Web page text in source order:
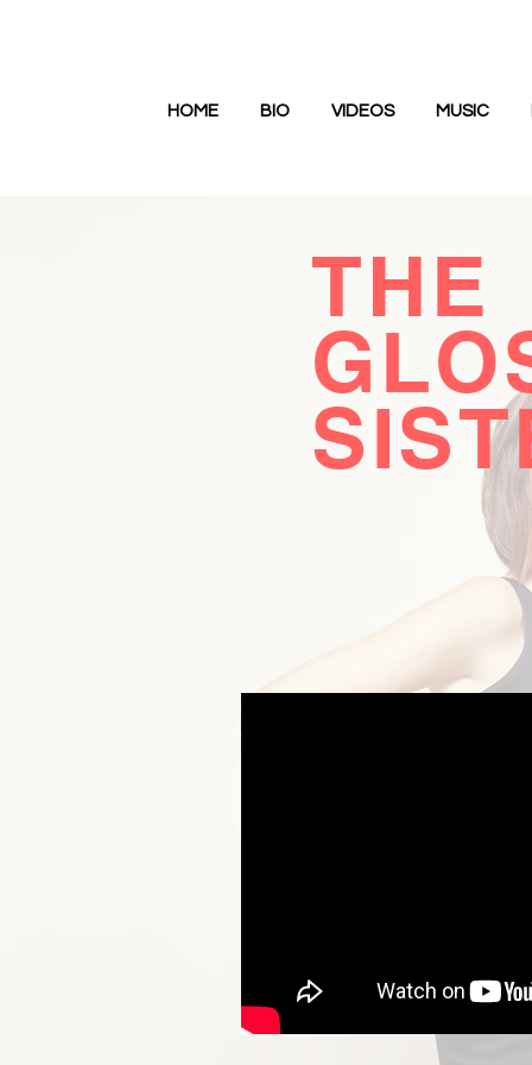
HOME BIO VIDEOS MUSIC
THE